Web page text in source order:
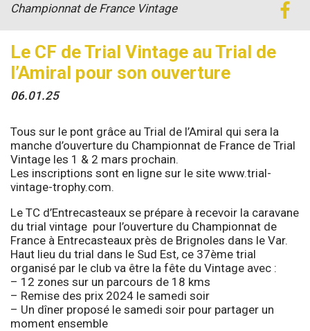
Le CF de Trial Vintage au Trial de
l’Amiral pour son ouverture
06.01.25
Championnat de France Vintage
Tous sur le pont grâce au Trial de l’Amiral qui sera la
manche d’ouverture du Championnat de France de Trial
Vintage les 1 & 2 mars prochain.
Les inscriptions sont en ligne sur le site www.trial-
vintage-trophy.com.
Le TC d’Entrecasteaux se prépare à recevoir la caravane
du trial vintage pour l’ouverture du Championnat de
France à Entrecasteaux près de Brignoles dans le Var.
Haut lieu du trial dans le Sud Est, ce 37ème trial
organisé par le club va être la fête du Vintage avec :
– 12 zones sur un parcours de 18 kms
– Remise des prix 2024 le samedi soir
– Un dîner proposé le samedi soir pour partager un
moment ensemble